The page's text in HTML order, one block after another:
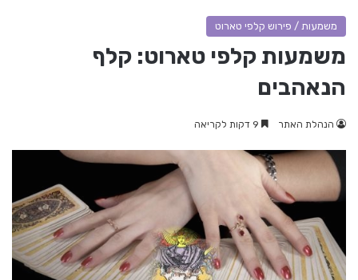
משמעות / פירוש קלפי טארוט
משמעות קלפי טארוט: קלף
הנאהבים
הנהלת האתר